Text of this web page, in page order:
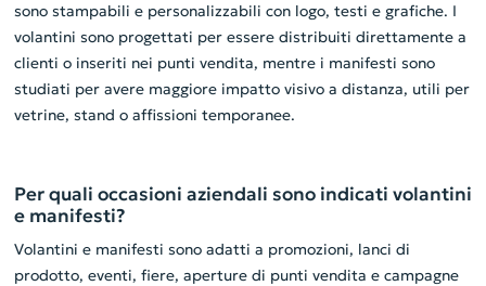
sono stampabili e personalizzabili con logo, testi e grafiche. I
volantini sono progettati per essere distribuiti direttamente a
clienti o inseriti nei punti vendita, mentre i manifesti sono
studiati per avere maggiore impatto visivo a distanza, utili per
vetrine, stand o affissioni temporanee.
Per quali occasioni aziendali sono indicati volantini
e manifesti?
Volantini e manifesti sono adatti a promozioni, lanci di
prodotto, eventi, fiere, aperture di punti vendita e campagne